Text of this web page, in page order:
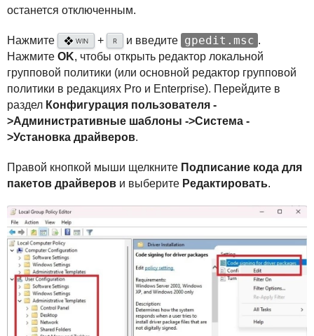
останется отключенным.
Нажмите ❖ WIN + R и введите gpedit.msc .
Нажмите OK, чтобы открыть редактор локальной
групповой политики (или основной редактор групповой
политики в редакциях Pro и Enterprise). Перейдите в
раздел Конфигурация пользователя -
>Административные шаблоны ->Система -
>Установка драйверов.
Правой кнопкой мыши щелкните Подписание кода для
пакетов драйверов и выберите Редактировать.